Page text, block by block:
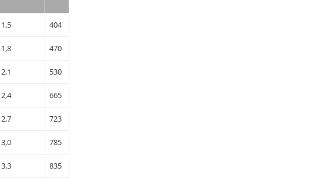
1,5 404
1,8 470
2,1 530
2,4 665
2,7 723
3,0 785
3,3 835